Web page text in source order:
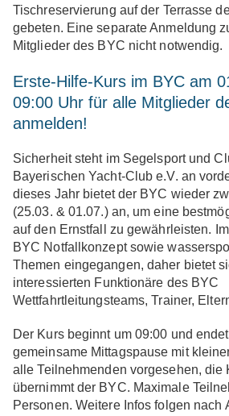
Tischreservierung auf der Terrasse
gebeten. Eine separate Anmeldung
Mitglieder des BYC nicht notwendig.
Erste-Hilfe-Kurs im BYC am
09:00 Uhr für alle Mitglieder
anmelden!
Sicherheit steht im Segelsport und
Bayerischen Yacht-Club e.V. an
dieses Jahr bietet der BYC wieder
(25.03. & 01.07.) an, um eine
auf den Ernstfall zu gewährleisten.
BYC Notfallkonzept sowie
Themen eingegangen, daher bietet
interessierten Funktionäre des BYC
Wettfahrtleitungsteams, Trainer,
Der Kurs beginnt um 09:00 und
gemeinsame Mittagspause mit
alle Teilnehmenden vorgesehen, die
übernimmt der BYC. Maximale
Personen. Weitere Infos folgen nach